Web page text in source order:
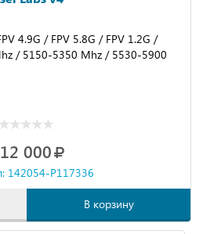
4.9G / FРV 5.8G / FРV 1.2G /
/ 5150-5350 Мhz / 5530-5900
000
142054-P117336
В корзину